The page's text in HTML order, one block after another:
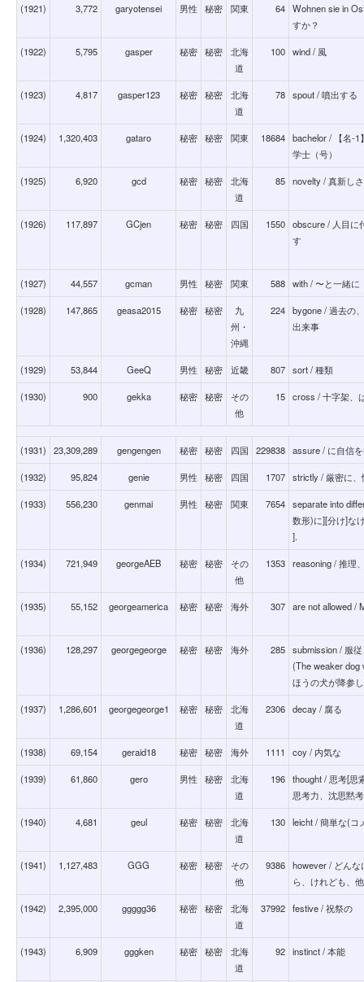
(1921) 3,772 garyotensei 男性 秘密 関東 64 Wohnen sie in
すか？
(1922) 5,795 gasper 秘密 秘密
北海
道
100 wind / 風
(1923) 4,817 gasper123 秘密 秘密
北海
道
78 spout / 噴出する
(1924) 1,320,403 gataro 秘密 秘密 関東 18684 bachelor / 【名-1
学士（号）
(1925) 6,920 gcd 秘密 秘密
北海
道
85 novelty / 真新しさ
(1926) 117,897 GCjen 秘密 秘密 四国 1550 obscure / 人目に
す
(1927) 44,557 gcman 男性 秘密 関東 588 with / 〜と一緒に
(1928) 147,865 geasa2015 秘密 秘密
九
州・
沖縄
224 bygone / 過去の
出来事
(1929) 53,844 GeeQ 男性 秘密 近畿 807 sort / 種類
(1930) 900 gekka 秘密 秘密
その
他
15 cross / 十字架、
(1931) 23,309,289 gengengen 秘密 秘密 四国 229838 assure / に自信
(1932) 95,824 genie 男性 秘密 四国 1707 strictly / 厳密に
(1933) 556,230 genmai 男性 秘密 関東 7654 separate into
数形)に][分け]な
].
(1934) 721,949 georgeAEB 秘密 秘密
その
他
1353 reasoning / 推理
(1935) 55,152 georgeamerica 秘密 秘密 海外 307 are not allowed /
(1936) 128,297 georgegeorge 秘密 秘密 海外 285 submission / 服
(The weaker dog
ほうの犬が降参
(1937) 1,286,601 georgegeorge1 秘密 秘密
北海
道
2306 decay / 腐る
(1938) 69,154 geraid18 秘密 秘密 海外 1111 coy / 内気な
(1939) 61,860 gero 男性 秘密
北海
道
196 thought / 思考[思
思考力、沈思黙考
(1940) 4,681 geul 秘密 秘密
北海
道
130 leicht / 簡単な(コ
(1941) 1,127,483 GGG 秘密 秘密
その
他
9386 however / どん
ら、けれども、
(1942) 2,395,000 ggggg36 秘密 秘密
北海
道
37992 festive / 祝祭の
(1943) 6,909 gggken 秘密 秘密
北海
道
92 instinct / 本能